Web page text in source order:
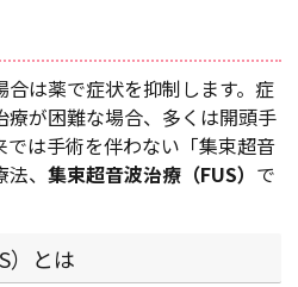
は薬で症状を抑制します。症
が困難な場合、多くは開頭手
は手術を伴わない「集束超音
、 集束超音波治療（FUS） で
）とは